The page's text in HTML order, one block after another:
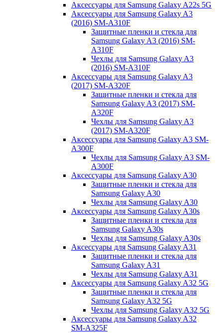
Аксессуары для Samsung Galaxy A22s 5G
Аксессуары для Samsung Galaxy A3
(2016) SM-A310F
Защитные пленки и стекла для
Samsung Galaxy A3 (2016) SM-
A310F
Чехлы для Samsung Galaxy A3
(2016) SM-A310F
Аксессуары для Samsung Galaxy A3
(2017) SM-A320F
Защитные пленки и стекла для
Samsung Galaxy A3 (2017) SM-
A320F
Чехлы для Samsung Galaxy A3
(2017) SM-A320F
Аксессуары для Samsung Galaxy A3 SM-
A300F
Чехлы для Samsung Galaxy A3 SM-
A300F
Аксессуары для Samsung Galaxy A30
Защитные пленки и стекла для
Samsung Galaxy A30
Чехлы для Samsung Galaxy A30
Аксессуары для Samsung Galaxy A30s
Защитные пленки и стекла для
Samsung Galaxy A30s
Чехлы для Samsung Galaxy A30s
Аксессуары для Samsung Galaxy A31
Защитные пленки и стекла для
Samsung Galaxy A31
Чехлы для Samsung Galaxy A31
Аксессуары для Samsung Galaxy A32 5G
Защитные пленки и стекла для
Samsung Galaxy A32 5G
Чехлы для Samsung Galaxy A32 5G
Аксессуары для Samsung Galaxy A32
SM-A325F